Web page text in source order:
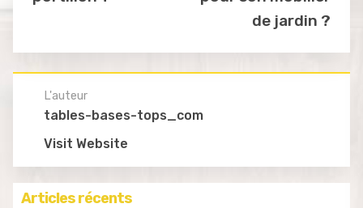
de jardin ?
L'auteur
tables-bases-tops_com
Visit Website
Articles récents